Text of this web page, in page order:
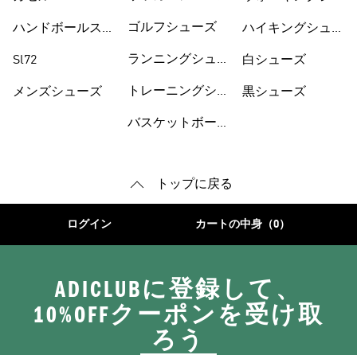
ハンドボールスペ
Sl72
メンズシューズ
ゴルフシューズ
ランニングシュー
トレーニングシュ
バスケットボール
ハイキングシュー
白シューズ
黒シューズ
トップに戻る
ログイン カートの中身（0）
ADICLUBに登録して、
10%OFFクーポンを受け取
ろう